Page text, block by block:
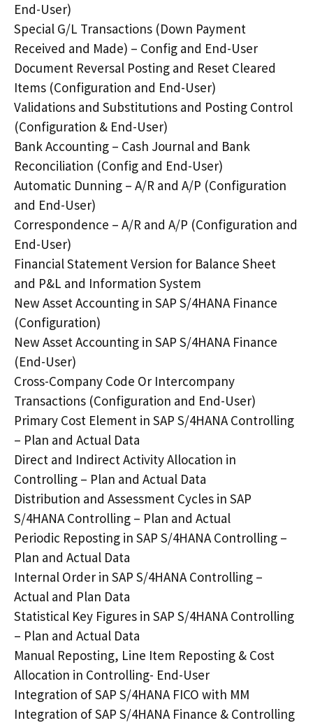
End-User)
Special G/L Transactions (Down Payment
Received and Made) – Config and End-User
Document Reversal Posting and Reset Cleared
Items (Configuration and End-User)
Validations and Substitutions and Posting Control
(Configuration & End-User)
Bank Accounting – Cash Journal and Bank
Reconciliation (Config and End-User)
Automatic Dunning – A/R and A/P (Configuration
and End-User)
Correspondence – A/R and A/P (Configuration and
End-User)
Financial Statement Version for Balance Sheet
and P&L and Information System
New Asset Accounting in SAP S/4HANA Finance
(Configuration)
New Asset Accounting in SAP S/4HANA Finance
(End-User)
Cross-Company Code Or Intercompany
Transactions (Configuration and End-User)
Primary Cost Element in SAP S/4HANA Controlling
– Plan and Actual Data
Direct and Indirect Activity Allocation in
Controlling – Plan and Actual Data
Distribution and Assessment Cycles in SAP
S/4HANA Controlling – Plan and Actual
Periodic Reposting in SAP S/4HANA Controlling –
Plan and Actual Data
Internal Order in SAP S/4HANA Controlling –
Actual and Plan Data
Statistical Key Figures in SAP S/4HANA Controlling
– Plan and Actual Data
Manual Reposting, Line Item Reposting & Cost
Allocation in Controlling- End-User
Integration of SAP S/4HANA FICO with MM
Integration of SAP S/4HANA Finance & Controlling